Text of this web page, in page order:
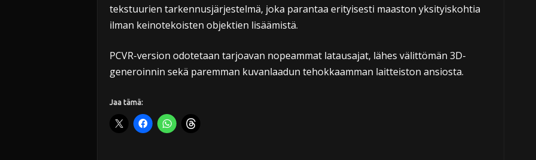
tekstuurien tarkennusjärjestelmä, joka parantaa erityisesti maaston yksityiskohtia
ilman keinotekoisten objektien lisäämistä.
PCVR-version odotetaan tarjoavan nopeammat latausajat, lähes välittömän 3D-
generoinnin sekä paremman kuvanlaadun tehokkaamman laitteiston ansiosta.
Jaa tämä: